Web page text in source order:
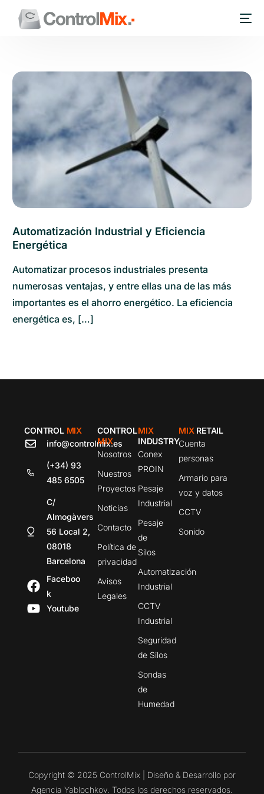
Automatización Industrial y Eficiencia
Energética
Automatizar procesos industriales presenta
numerosas ventajas, y entre ellas una de las más
importantes es el ahorro energético. La eficiencia
energética es, […]
CONTROL MIX
info@controlmix.es
(+34) 93
485 6505
C/
Almogàvers
56 Local 2,
08018
Barcelona
Faceboo
k
Youtube
CONTROL
MIX
Nosotros
Nuestros
Proyectos
Noticias
Contacto
Política de
privacidad
Avisos
Legales
MIX
INDUSTRY
Conex
PROIN
Pesaje
Industrial
Pesaje
de
Silos
Automatización
Industrial
CCTV
Industrial
Seguridad
de Silos
Sondas
de
Humedad
MIX RETAIL
Cuenta
personas
Armario para
voz y datos
CCTV
Sonido
Copyright © 2025 ControlMix | Diseño & Desarrollo por
Agencia Yablochkov. Todos los derechos reservados.